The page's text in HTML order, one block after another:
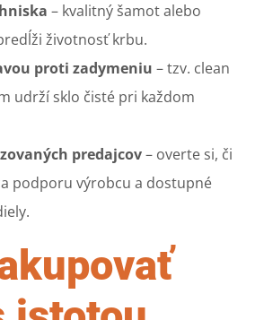
– kvalitný šamot alebo
životnosť krbu.
proti zadymeniu – tzv. clean
udrží sklo čisté pri každom
predajcov– overte si, či
podporu výrobcu a dostupné